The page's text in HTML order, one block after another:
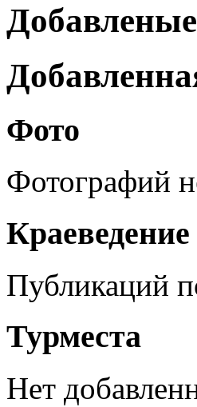
Фото
Фотографий
Краеведение
Публикаций
Турместа
Нет